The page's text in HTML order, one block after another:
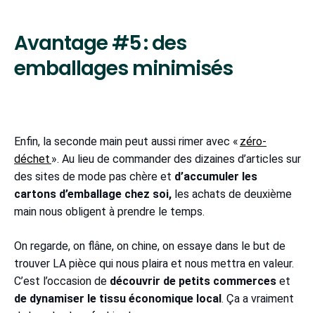
Avantage #5 : des
emballages minimisés
Enfin, la seconde main peut aussi rimer avec « zéro-
déchet ». Au lieu de commander des dizaines d’articles sur
des sites de mode pas chère et d’accumuler les
cartons d’emballage chez soi, les achats de deuxième
main nous obligent à prendre le temps.
On regarde, on flâne, on chine, on essaye dans le but de
trouver LA pièce qui nous plaira et nous mettra en valeur.
C’est l’occasion de découvrir de petits commerces et
de dynamiser le tissu économique local . Ça a vraiment